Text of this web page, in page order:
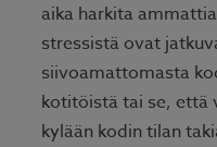
aika harkita
stressistä ovat
siivoamattomasta
kotitöistä tai se, että
kylään kodin tilan